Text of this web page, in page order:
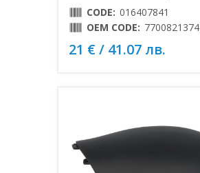
CODE: 016407841
OEM CODE: 7700821374
21 € / 41.07 лв.